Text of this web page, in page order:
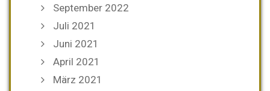
September 2022
Juli 2021
Juni 2021
April 2021
März 2021